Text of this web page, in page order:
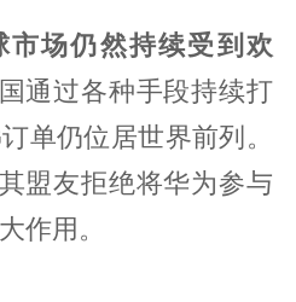
市场仍然持续受到欢
通过各种手段持续打
单仍位居世界前列。
盟友拒绝将华为参与
作用。